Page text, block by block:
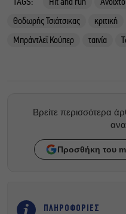
TAGS: Hit and run
Θοδωρής Τσιάτσικας
κριτική
Μπράντλεϊ Κούπερ
ταινία
Βρείτε περισσότερα
Προσθήκη του
ΠΛΗΡΟΦΟΡΙΕΣ